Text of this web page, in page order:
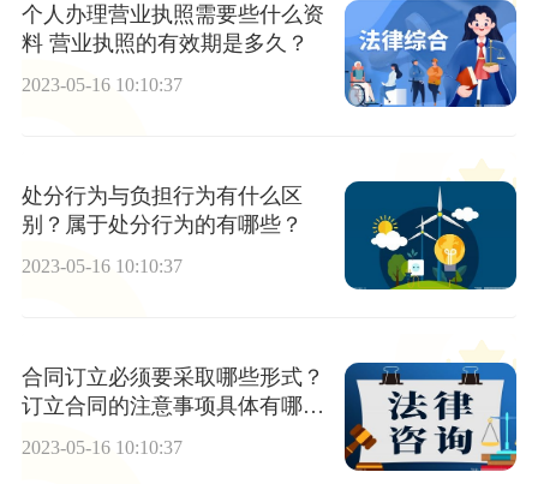
个人办理营业执照需要些什么资
料 营业执照的有效期是多久？
2023-05-16 10:10:37
处分行为与负担行为有什么区
别？属于处分行为的有哪些？
2023-05-16 10:10:37
合同订立必须要采取哪些形式？
订立合同的注意事项具体有哪
些？
2023-05-16 10:10:37